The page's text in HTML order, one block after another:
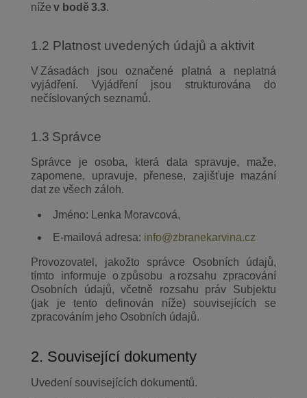
níže v bodě 3.3.
1.2 Platnost uvedených údajů a aktivit
V Zásadách jsou označené platná a neplatná
vyjádření. Vyjádření jsou strukturována do
nečíslovaných seznamů.
1.3 Správce
Správce je osoba, která data spravuje, maže,
zapomene, upravuje, přenese, zajišťuje mazání
dat ze všech záloh.
Jméno: Lenka Moravcová,
E-mailová adresa: info@zbranekarvina.cz
Provozovatel, jakožto správce Osobních údajů,
tímto informuje o způsobu a rozsahu zpracování
Osobních údajů, včetně rozsahu práv Subjektu
(jak je tento definován níže) souvisejících se
zpracováním jeho Osobních údajů.
2. Související dokumenty
Uvedení souvisejících dokumentů.